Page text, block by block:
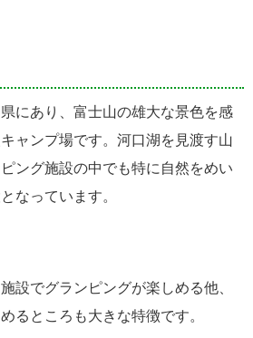
にあり、富士山の雄大な景色を感
ャンプ場です。河口湖を見渡す山
ング施設の中でも特に自然をめい
なっています。
設でグランピングが楽しめる他、
るところも大きな特徴です。